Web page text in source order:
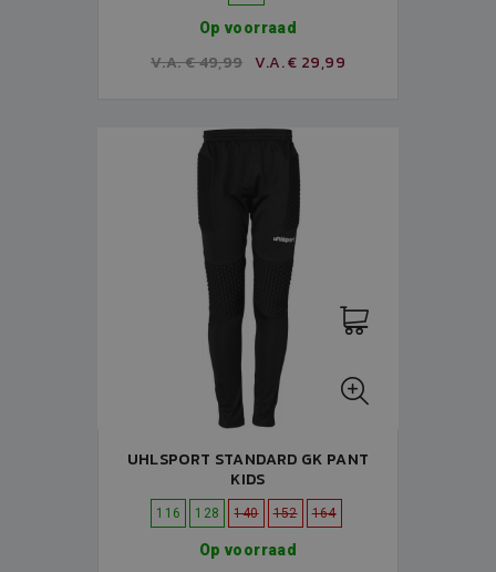
Op voorraad
V.A. € 49,99 V.A. € 29,99
UHLSPORT STANDARD GK PANT
KIDS
116 128 140 152 164
Op voorraad